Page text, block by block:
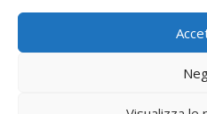
© 2026 Teatro Shalom -
Privacy Policy-